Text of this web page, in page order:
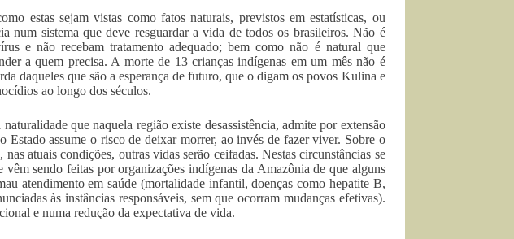
estas sejam vistas como fatos naturais, previstos em estatísticas, ou
num sistema que deve resguardar a vida de todos os brasileiros. Não é
e não recebam tratamento adequado; bem como não é natural que
a quem precisa. A morte de 13 crianças indígenas em um mês não é
daqueles que são a esperança de futuro, que o digam os povos Kulina e
ao longo dos séculos.
que naquela região existe desassistência, admite por extensão
Estado assume o risco de deixar morrer, ao invés de fazer viver. Sobre o
atuais condições, outras vidas serão ceifadas. Nestas circunstâncias se
vêm sendo feitas por organizações indígenas da Amazônia de que alguns
atendimento em saúde (mortalidade infantil, doenças como hepatite B,
às instâncias responsáveis, sem que ocorram mudanças efetivas).
e numa redução da expectativa de vida.